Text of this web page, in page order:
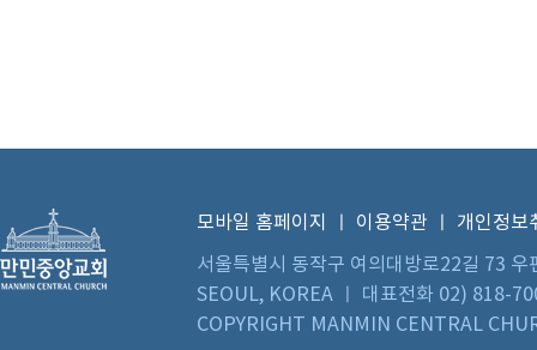
모바일 홈페이지 이용약관
개인정보
서울특별시 동작구 여의대방로22길 73
SEOUL, KOREA ㅣ 대표전화 02) 818-
COPYRIGHT MANMIN CENTRAL